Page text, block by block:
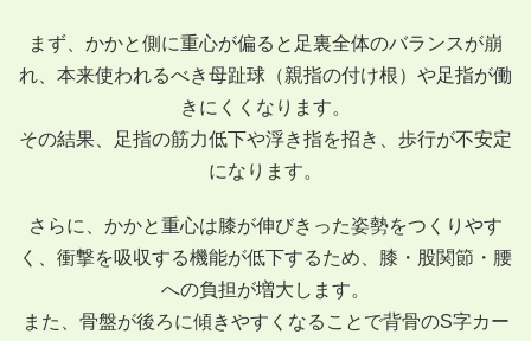
まず、かかと側に重心が偏ると足裏全体のバランスが崩
れ、本来使われるべき母趾球（親指の付け根）や足指が働
きにくくなります。
その結果、足指の筋力低下や浮き指を招き、歩行が不安定
になります。
さらに、かかと重心は膝が伸びきった姿勢をつくりやす
く、衝撃を吸収する機能が低下するため、膝・股関節・腰
への負担が増大します。
また、骨盤が後ろに傾きやすくなることで背骨のS字カー